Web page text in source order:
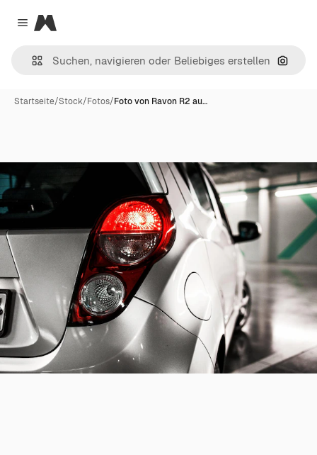
Close menu
Magnific
Nach
Startseite/Stock/Fotos/Foto von Ravon R2 au…